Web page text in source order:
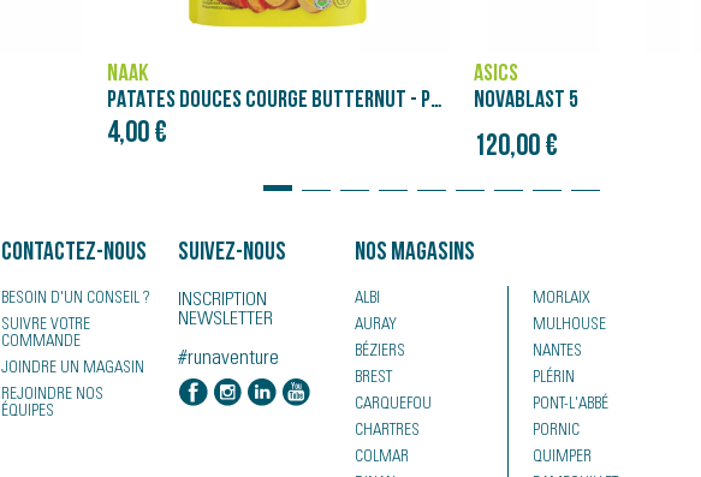
ASICS
NOVABLAST 5
120,00 €
SALOMON
GENESIS
120,00 €
Contactez-nous
BESOIN D'UN CONSEIL ?
SUIVRE VOTRE
COMMANDE
JOINDRE UN MAGASIN
REJOINDRE NOS
ÉQUIPES
Suivez-nous
INSCRIPTION
NEWSLETTER
#runaventure
Nos magasins
ALBI
AURAY
BÉZIERS
BREST
CARQUEFOU
CHARTRES
COLMAR
MORLAIX
MULHOUSE
NANTES
PLÉRIN
PONT-L'ABBÉ
PORNIC
QUIMPER